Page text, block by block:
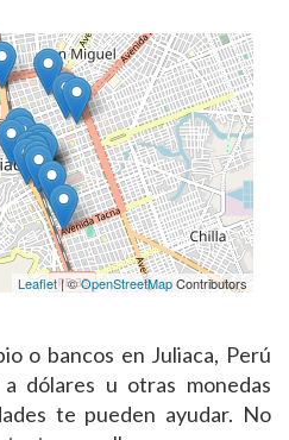
Leaflet| ©OpenStreetMapContributors
o bancos en Juliaca, Perú
dólares u otras monedas
te pueden ayudar. No